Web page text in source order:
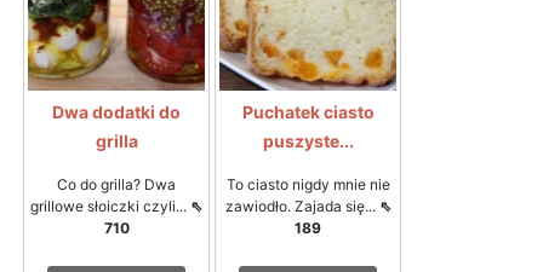
Dwa dodatki do
grilla
Co do grilla? Dwa
grillowe słoiczki czyli... ⇖
710
Puchatek ciasto
puszyste...
To ciasto nigdy mnie nie
zawiodło. Zajada się... ⇖
189